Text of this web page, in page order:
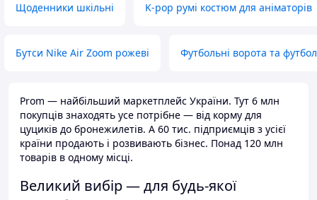
Щоденники шкільні K-pop румі костюм для аніматорів
Бутси Nike Air Zoom рожеві Футбольні ворота та
Prom — найбільший маркетплейс України. Тут 6 млн
покупців знаходять усе потрібне — від корму для
цуциків до бронежилетів. А 60 тис. підприємців з усієї
країни продають і розвивають бізнес. Понад 120 млн
товарів в одному місці.
Великий вибір — для будь-якої